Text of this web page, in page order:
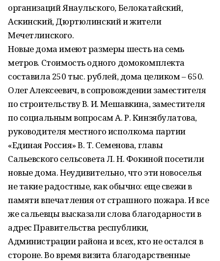
организаций Янаульского, Белокатайский,
Аскинский, Дюртюлинский и жители
Мечетлинского.
Новые дома имеют размеры шесть на семь
метров. Стоимость одного домокомплекта
составила 250 тыс. рублей, дома целиком – 650.
Олег Алексеевич, в сопровождении заместителя
по строительству В. И. Мешавкина, заместителя
по социальным вопросам А. Р. Кинзябулатова,
руководителя местного исполкома партии
«Единая Россия» В. Т. Семенова, главы
Сальевского сельсовета Л. Н. Фокиной посетили
новые дома. Неудивительно, что эти новоселья
не такие радостные, как обычно: еще свежи в
памяти впечатления от страшного пожара. И все
же сальевцы высказали слова благодарности в
адрес Правительства республики,
Администрации района и всех, кто не остался в
стороне. Во время визита благодарственные